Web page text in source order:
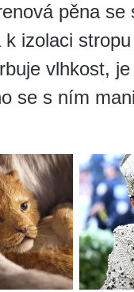
pěna se
k izolaci stropu
vlhkost,
se s ním